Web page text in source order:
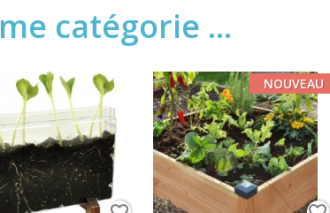
catégorie ...
NOUVEAU